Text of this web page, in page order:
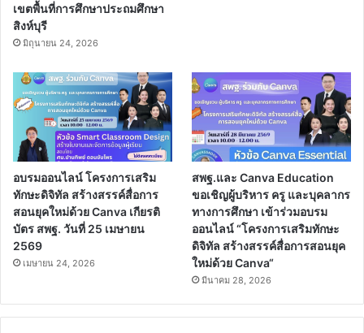
เขตพื้นที่การศึกษาประถมศึกษา
สิงห์บุรี
มิถุนายน 24, 2026
อบรมออนไลน์ โครงการเสริม
ทักษะดิจิทัล สร้างสรรค์สื่อการ
สอนยุคใหม่ด้วย Canva เกียรติ
บัตร สพฐ. วันที่ 25 เมษายน
2569
เมษายน 24, 2026
สพฐ.และ Canva Education
ขอเชิญผู้บริหาร ครู และบุคลากร
ทางการศึกษา เข้าร่วมอบรม
ออนไลน์ “โครงการเสริมทักษะ
ดิจิทัล สร้างสรรค์สื่อการสอนยุค
ใหม่ด้วย Canva“
มีนาคม 28, 2026